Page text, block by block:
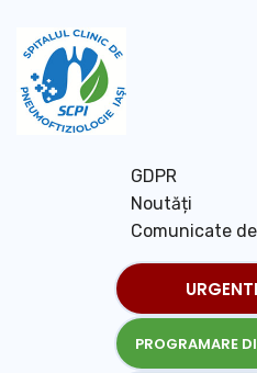
GDPR
Noutăți
Comunicate
PROGRAMARE